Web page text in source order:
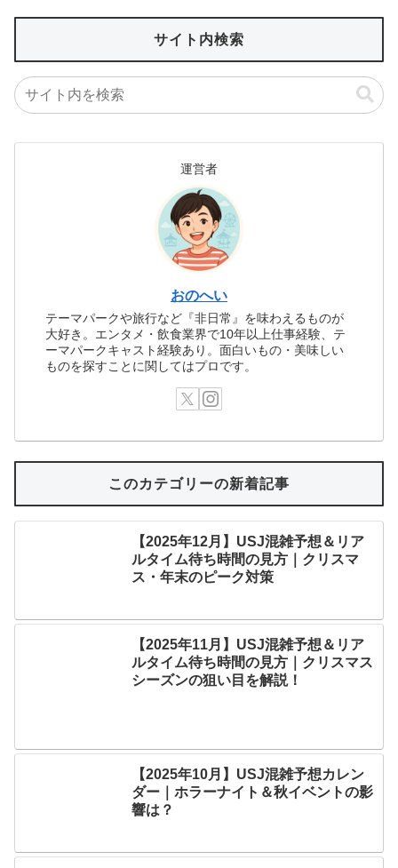
運営者
おのへい
テーマパークや旅行など『非日常』を味わえるものが
大好き。エンタメ・飲食業界で10年以上仕事経験、テ
ーマパークキャスト経験あり。面白いもの・美味しい
ものを探すことに関してはプロです。
このカテゴリーの新着記事
ルタイム待ち時間の見方｜クリスマ
ス・年末のピーク対策
【2025年11月】USJ混雑予想＆リア
ルタイム待ち時間の見方｜クリスマス
シーズンの狙い目を解説！
【2025年10月】USJ混雑予想カレン
ダー｜ホラーナイト＆秋イベントの影
響は？
【2025年9月】USJ混雑予想＆リアル
タイム待ち時間の見方｜ハロウィーン
開幕で混雑上昇！
【2025年8月】USJ混雑予想＆リアル